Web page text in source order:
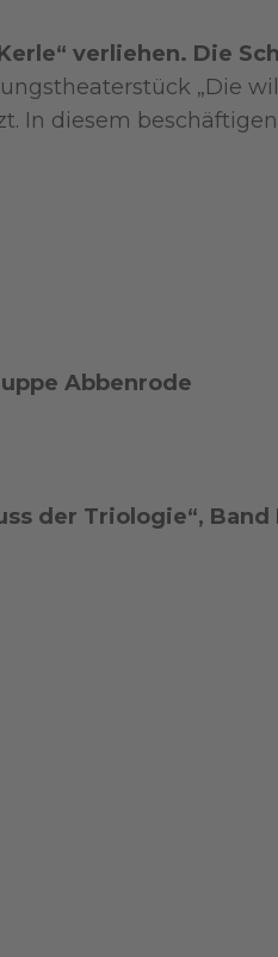
verliehen. Die
„Die
In diesem
Abbenrode
der Triologie“,